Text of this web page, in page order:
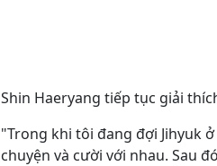
Shin Haeryang tiếp tục giải
"Trong khi tôi đang đợi Jihyuk
chuyện và cười với nhau. Sau